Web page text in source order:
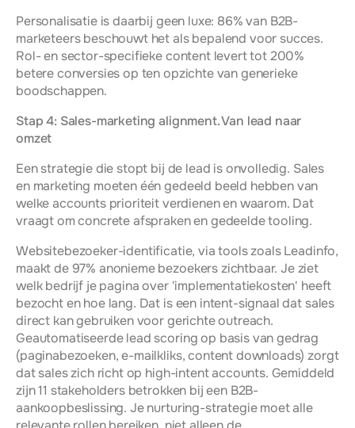
Personalisatie is daarbij geen luxe: 86% van B2B-
marketeers beschouwt het als bepalend voor succes.
Rol- en sector-specifieke content levert tot 200%
betere conversies op ten opzichte van generieke
boodschappen.
Stap 4: Sales-marketing alignment. Van lead naar
omzet
Een strategie die stopt bij de lead is onvolledig. Sales
en marketing moeten één gedeeld beeld hebben van
welke accounts prioriteit verdienen en waarom. Dat
vraagt om concrete afspraken en gedeelde tooling.
Websitebezoeker-identificatie, via tools zoals Leadinfo,
maakt de 97% anonieme bezoekers zichtbaar. Je ziet
welk bedrijf je pagina over 'implementatiekosten' heeft
bezocht en hoe lang. Dat is een intent-signaal dat sales
direct kan gebruiken voor gerichte outreach.
Geautomatiseerde lead scoring op basis van gedrag
(paginabezoeken, e-mailkliks, content downloads) zorgt
dat sales zich richt op high-intent accounts. Gemiddeld
zijn 11 stakeholders betrokken bij een B2B-
aankoopbeslissing. Je nurturing-strategie moet alle